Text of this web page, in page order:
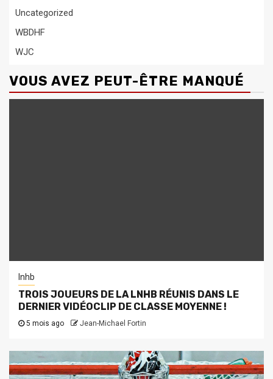
Uncategorized
WBDHF
WJC
VOUS AVEZ PEUT-ÊTRE MANQUÉ
lnhb
TROIS JOUEURS DE LA LNHB RÉUNIS DANS LE
DERNIER VIDÉOCLIP DE CLASSE MOYENNE !
5 mois ago Jean-Michael Fortin